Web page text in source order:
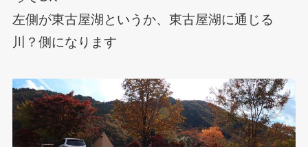
左側が東古屋湖というか、東古屋湖に通じる
川？側になります